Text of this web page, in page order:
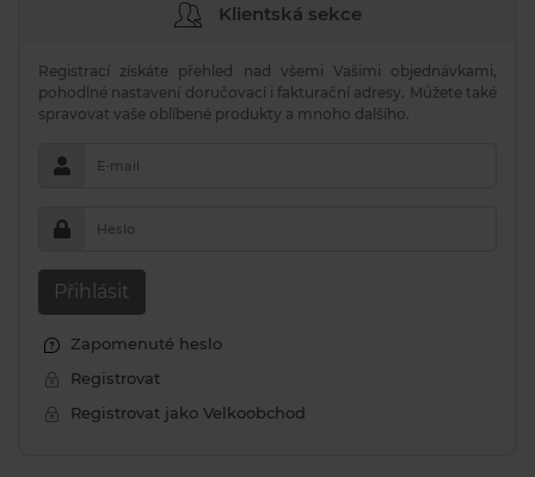
Klientská sekce
Registrací získáte přehled nad všemi Vašimi objednávkami,
pohodlné nastavení doručovací i fakturační adresy. Můžete také
spravovat vaše oblíbené produkty a mnoho dalšího.
E-mail
Heslo
Přihlásit
Zapomenuté heslo
Registrovat
Registrovat jako Velkoobchod